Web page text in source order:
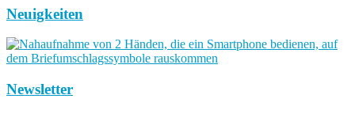
Neuigkeiten
Newsletter